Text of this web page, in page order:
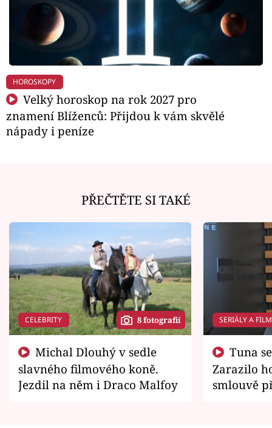
HOROSKOPY
Velký horoskop na rok 2027 pro
znamení Blíženců: Přijdou k vám skvělé
nápady i peníze
PŘEČTĚTE SI TAKÉ
CELEBRITY 8 fotografií
slavného filmového koně.
Jezdil na něm i Draco Malfoy
SERIÁLY A
Zarazilo
smlouvě